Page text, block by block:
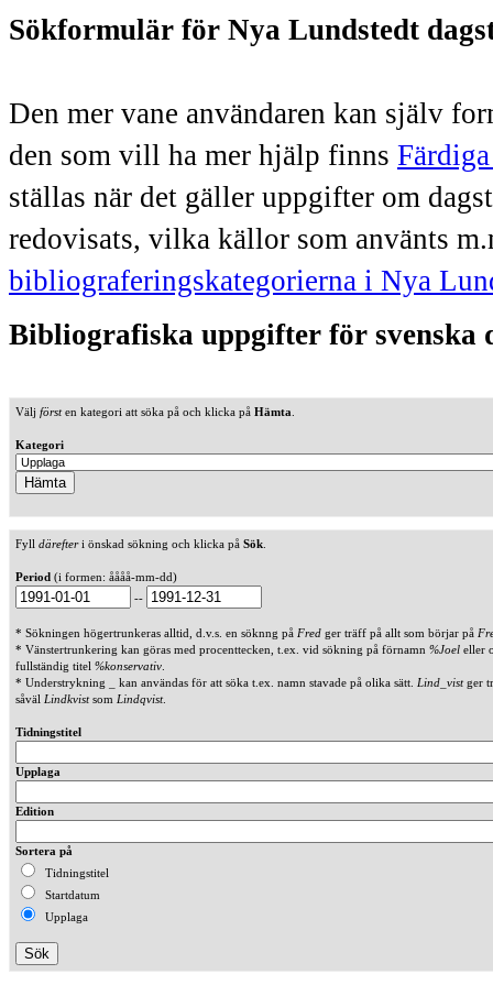
Sökformulär för Nya Lundstedt
Den mer vane användaren kan själv
den som vill ha mer hjälp finns
ställas när det gäller uppgifter om
redovisats, vilka källor som använts
bibliograferingskategorierna i Nya
Bibliografiska uppgifter för svenska
Välj försten kategori att söka på och klicka på Hämta
Kategori
Fyll därefteri önskad sökning och klicka på Sök
Period (i formen: åååå-mm-dd)
--
* Sökningen högertrunkeras alltid, d.v.s. en söknng på Fred ger träff på allt som börjar på
* Vänstertrunkering kan göras med procenttecken, t.ex. vid sökning på förnamn %Joel eller
fullständig titel %konservativ
* Understrykning _ kan användas för att söka t.ex. namn stavade på olika sätt. Lind_vistger
såväl Lindkvistsom Lindqvist.
Tidningstitel
Upplaga
Edition
Sortera på
Tidningstitel
Startdatum
Upplaga